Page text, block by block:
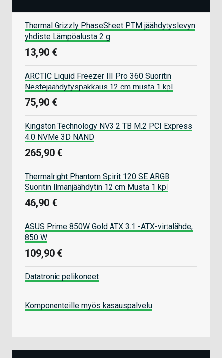
Thermal Grizzly PhaseSheet PTM jäähdytyslevyn
yhdiste Lämpöalusta 2 g
13,90 €
ARCTIC Liquid Freezer III Pro 360 Suoritin
Nestejäähdytyspakkaus 12 cm musta 1 kpl
75,90 €
Kingston Technology NV3 2 TB M.2 PCI Express
4.0 NVMe 3D NAND
265,90 €
Thermalright Phantom Spirit 120 SE ARGB
Suoritin Ilmanjäähdytin 12 cm Musta 1 kpl
46,90 €
ASUS Prime 850W Gold ATX 3.1 -ATX-virtalähde,
850 W
109,90 €
Datatronic pelikoneet
Komponenteille myös kasauspalvelu